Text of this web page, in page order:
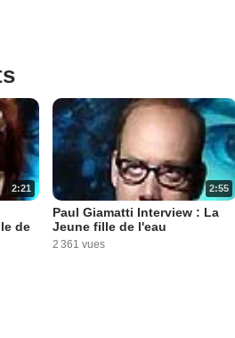
2:21
de
2:55
Paul Giamatti Interview : La
Jeune fille de l'eau
2 361 vues